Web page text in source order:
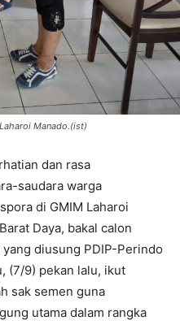
Manado.(ist)
dan rasa
saudara warga
di GMIM Laharoi
Daya, bakal calon
diusung PDIP-Perindo
(7/9) pekan lalu, ikut
sak semen guna
utama dalam rangka